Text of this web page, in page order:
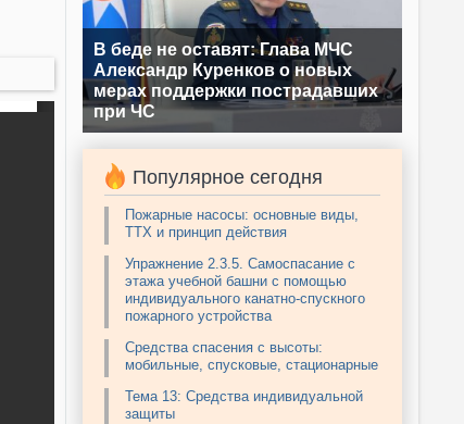
В беде не оставят: Глава МЧС
Александр Куренков о новых
мерах поддержки пострадавших
при ЧС
Популярное сегодня
Пожарные насосы: основные виды,
ТТХ и принцип действия
Упражнение 2.3.5. Самоспасание с
этажа учебной башни с помощью
индивидуального канатно-спускного
пожарного устройства
Средства спасения с высоты:
мобильные, спусковые, стационарные
Тема 13: Средства индивидуальной
защиты